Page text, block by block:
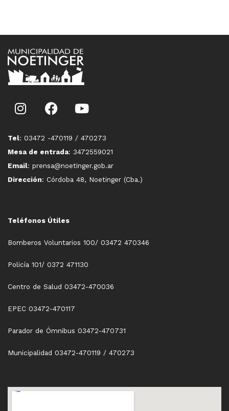
Tel: 03472 -470119 / 470273
Mesa de entrada: 3472559021
Email: prensa@noetinger.gob.ar
Dirección: Córdoba 48, Noetinger (Cba.)
Teléfonos Útiles
Bomberos Voluntarios 100/ 03472 470346
Policía 101/ 0372 471130
Centro de Salud 03472-470036
EPEC 03472-470117
Parador de Ómnibus 03472-470731
Municipalidad 03472-470119 / 470273